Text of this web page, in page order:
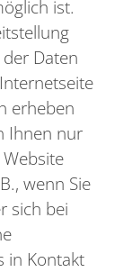
ist.
Daten
erheben
Ihnen nur
wenn Sie
sich bei
in Kontakt